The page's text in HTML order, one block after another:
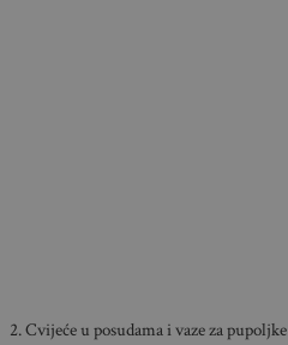
2. Cvijeće u posudama i vaze za pupoljke